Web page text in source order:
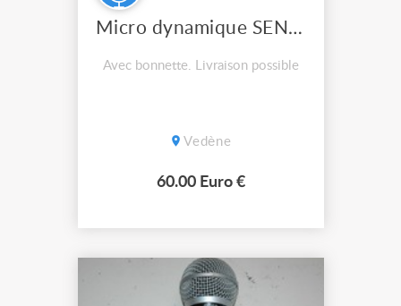
Micro dynamique SENNHEISER e 835 S
Avec bonnette. Livraison possible
Vedène
60.00 Euro €